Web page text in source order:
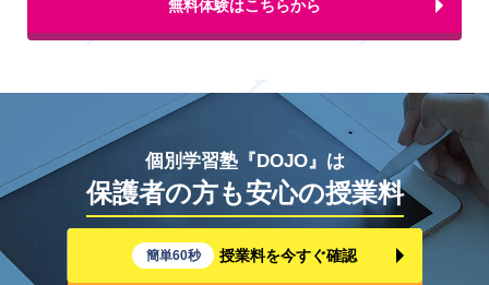
無料体験はこちらから
個別学習塾『DOJO』は
保護者の方も安心の授業料
簡単60秒 授業料を今すぐ確認